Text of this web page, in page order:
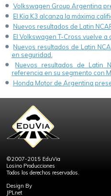
Volkswagen Group Argentina
El Kia K3 alcanza la máxima
Nuevos resultados de Latin
El Volkswagen T-Cross vuelve
Nuevos resultados de Latin
en seguridad.
Nuevos resultados de Latin
referencia en su segmento con
Honda Motor de Argentina
©2007-2015 EduVia
Losino Producciones
Todos los derechos reservados.
Design By
JPLnet